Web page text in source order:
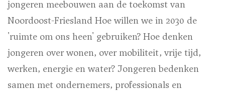
jongeren meebouwen aan de toekomst van
Noordoost-Friesland Hoe willen we in 2030 de
'ruimte om ons heen' gebruiken? Hoe denken
jongeren over wonen, over mobiliteit, vrije tijd,
werken, energie en water? Jongeren bedenken
samen met ondernemers, professionals en